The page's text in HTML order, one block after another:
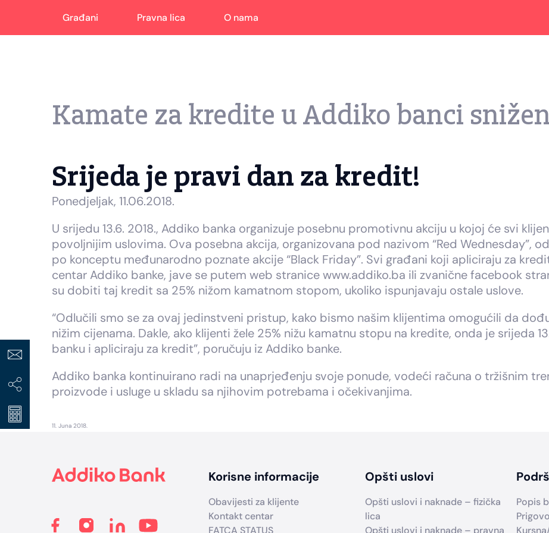
Građani Pravna lica O nama
Kamate za kredite u Addiko banci
Srijeda je pravi dan za kredit!
Ponedjeljak, 11.06.2018.
U srijedu 13.6. 2018., Addiko banka organizuje posebnu promotivnu akciju u kojoj će svi
povoljnijim uslovima. Ova posebna akcija, organizovana pod nazivom “Red Wednesday”,
po konceptu međunarodno poznate akcije “Black Friday”. Svi građani koji apliciraju za
centar Addiko banke, jave se putem web stranice www.addiko.ba ili zvanične facebook
su dobiti taj kredit sa 25% nižom kamatnom stopom, ukoliko ispunjavaju ostale uslove.
“Odlučili smo se za ovaj jedinstveni pristup, kako bismo našim klijentima omogućili da
nižim cijenama. Dakle, ako klijenti žele 25% nižu kamatnu stopu na kredite, onda je srijeda
banku i apliciraju za kredit”, poručuju iz Addiko banke.
Addiko banka kontinuirano radi na unaprjeđenju svoje ponude, vodeći računa o tržišnim
proizvode i usluge u skladu sa njihovim potrebama i očekivanjima.
11. Juna 2018.
Korisne informacije
Obavijesti za klijente
Kontakt centar
FATCA STATUS
Opšti uslovi
Opšti uslovi i naknade – fizička
lica
Opšti uslovi i naknade – pravna
Popis